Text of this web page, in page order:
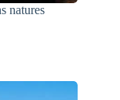
natures